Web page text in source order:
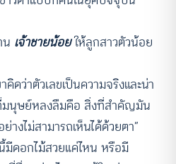
เจ้าชายน้อยให้ลูกสาวตัวน้อย
ดว่าตัวเลขเป็นความจริงและน่า
มนุษย์หลงลืมคือ สิ่งที่สำคัญมัน
างไม่สามารถเห็นได้ด้วยตา”
ดอกไม้สวยแค่ไหน หรือมี